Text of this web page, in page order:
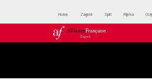
Home Zagreb Split Rijeka